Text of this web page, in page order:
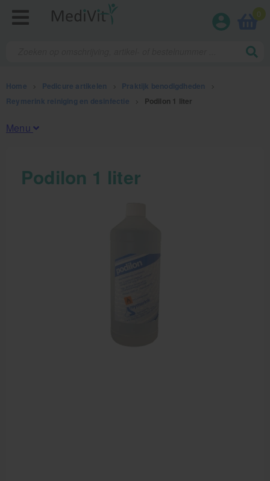
0
Home Pedicure artikelen Praktijk benodigdheden
Reymerink reiniging en desinfectie
Podilon 1 liter
Menu
Fysiotherapieproducten
Podilon 1 liter